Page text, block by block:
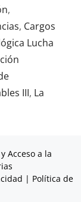
,
, Cargos
Lucha
III, La
Acceso a la
| Política de